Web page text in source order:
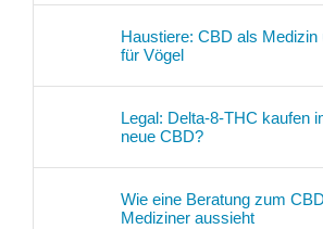
Haustiere: CBD als Medizin
für Vögel
Legal: Delta-8-THC kaufen
neue CBD?
Wie eine Beratung zum
Mediziner aussieht